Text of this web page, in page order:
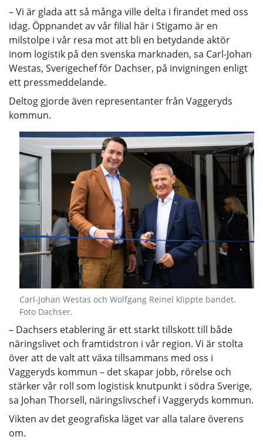
– Vi är glada att så många ville delta i firandet med oss
idag. Öppnandet av vår filial här i Stigamo är en
milstolpe i vår resa mot att bli en betydande aktör
inom logistik på den svenska marknaden, sa Carl-Johan
Westas, Sverigechef för Dachser, på invigningen enligt
ett pressmeddelande.
Deltog gjorde även representanter från Vaggeryds
kommun.
Carl-Johan Westas och Wolfgang Reinel klippte bandet.
Foto Dachser.
– Dachsers etablering är ett starkt tillskott till både
näringslivet och framtidstron i vår region. Vi är stolta
över att de valt att växa tillsammans med oss i
Vaggeryds kommun – det skapar jobb, rörelse och
stärker vår roll som logistisk knutpunkt i södra Sverige,
sa Johan Thorsell, näringslivschef i Vaggeryds kommun.
Vikten av det geografiska läget var alla talare överens
om.